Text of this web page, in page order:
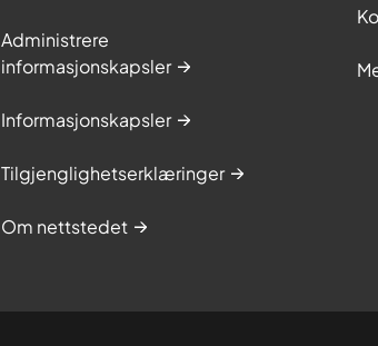
Administrere
informasjonskapsler
Informasjonskapsler
Tilgjenglighetserklæringer
Om nettstedet